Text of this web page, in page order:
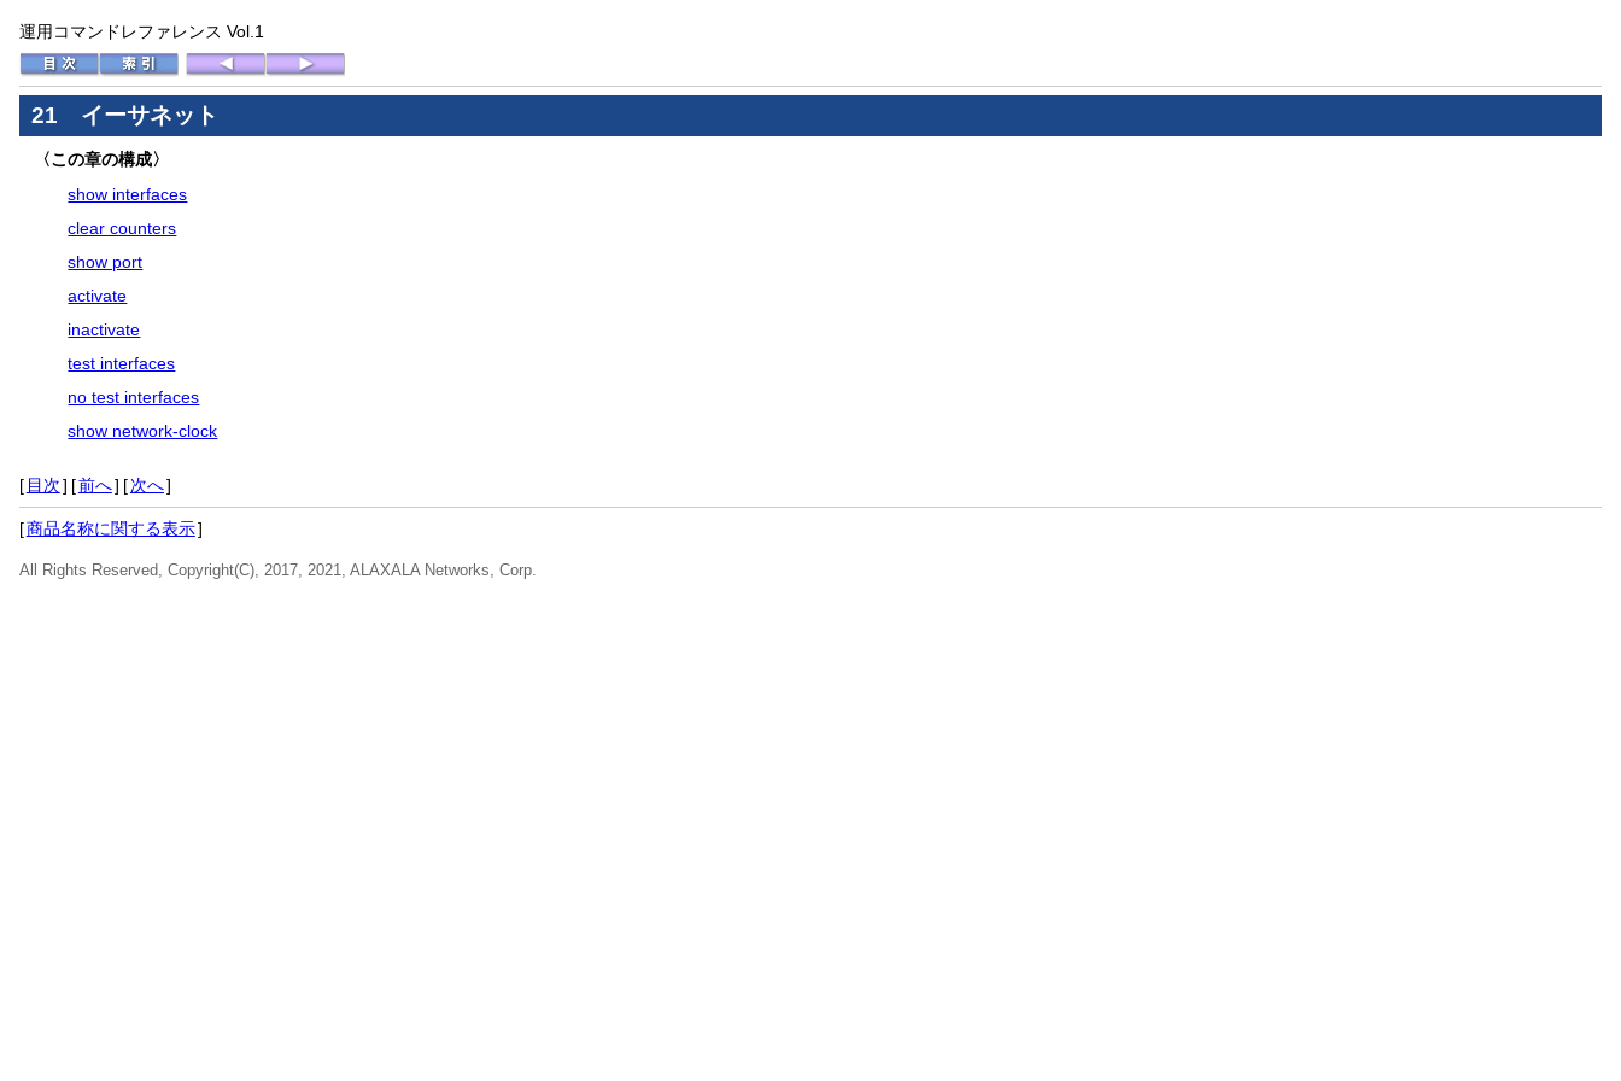
運用コマンドレファレンス Vol.1
21 イーサネット
〈この章の構成〉
show interfaces
clear counters
show port
activate
inactivate
test interfaces
no test interfaces
show network-clock
[ 目次] [前へ] [次へ]
[商品名称に関する表示]
All Rights Reserved, Copyright(C), 2017, 2021, ALAXALA Networks, Corp.